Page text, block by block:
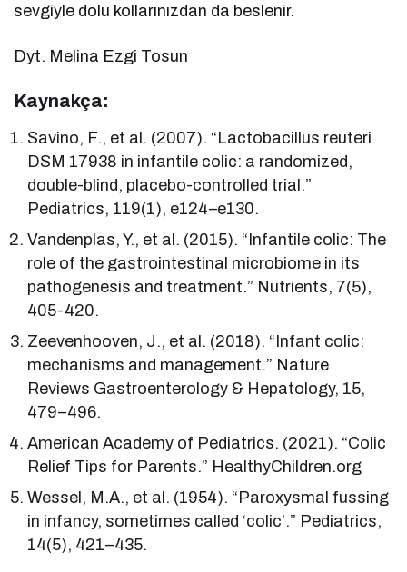
sevgiyle dolu kollarınızdan da beslenir.
Dyt. Melina Ezgi Tosun
Kaynakça:
Savino, F., et al. (2007). “Lactobacillus reuteri
DSM 17938 in infantile colic: a randomized,
double-blind, placebo-controlled trial.”
Pediatrics, 119(1), e124–e130.
Vandenplas, Y., et al. (2015). “Infantile colic: The
role of the gastrointestinal microbiome in its
pathogenesis and treatment.” Nutrients, 7(5),
405-420.
Zeevenhooven, J., et al. (2018). “Infant colic:
mechanisms and management.” Nature
Reviews Gastroenterology & Hepatology, 15,
479–496.
American Academy of Pediatrics. (2021). “Colic
Relief Tips for Parents.” HealthyChildren.org
Wessel, M.A., et al. (1954). “Paroxysmal fussing
in infancy, sometimes called ‘colic’.” Pediatrics,
14(5), 421–435.